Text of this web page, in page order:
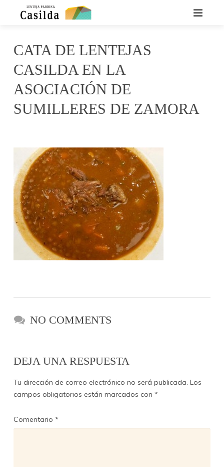
LA LENTEJA CASILDA
RECETARIO
CONTACTO
NOTICIAS
CATA DE LENTEJAS
CASILDA EN LA
ASOCIACIÓN DE
SUMILLERES DE ZAMORA
NO COMMENTS
DEJA UNA RESPUESTA
Tu dirección de correo electrónico no será publicada. Los
campos obligatorios están marcados con *
Comentario *